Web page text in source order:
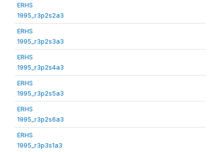
ERHS
1995_r3p2s2a3
ERHS
1995_r3p2s3a3
ERHS
1995_r3p2s4a3
ERHS
1995_r3p2s5a3
ERHS
1995_r3p2s6a3
ERHS
1995_r3p3s1a3